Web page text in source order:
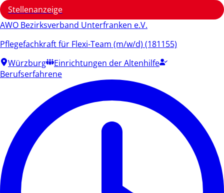
Stellenanzeige
AWO Bezirksverband Unterfranken e.V.
Pflegefachkraft für Flexi-Team (m/w/d) (181155)
Würzburg
Einrichtungen der Altenhilfe
Berufserfahrene